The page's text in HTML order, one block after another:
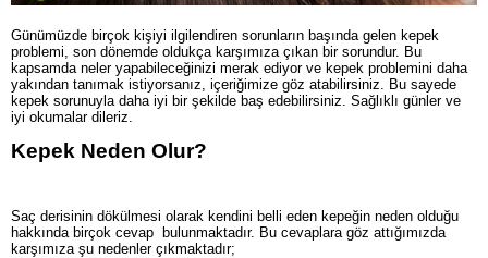
Günümüzde birçok kişiyi ilgilendiren sorunların başında gelen kepek
problemi, son dönemde oldukça karşımıza çıkan bir sorundur. Bu
kapsamda neler yapabileceğinizi merak ediyor ve kepek problemini daha
yakından tanımak istiyorsanız, içeriğimize göz atabilirsiniz. Bu sayede
kepek sorunuyla daha iyi bir şekilde baş edebilirsiniz. Sağlıklı günler ve
iyi okumalar dileriz.
Kepek Neden Olur?
Saç derisinin dökülmesi olarak kendini belli eden kepeğin neden olduğu
hakkında birçok cevap bulunmaktadır. Bu cevaplara göz attığımızda
karşımıza şu nedenler çıkmaktadır;